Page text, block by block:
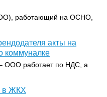
работающий на ОСНО,
акты на
коммуналке
ООО работает по НДС, а
в ЖКХ